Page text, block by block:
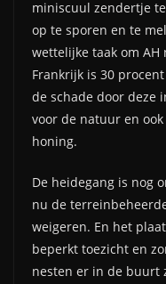
miniscuul zendertje
op te sporen en te
wettelijke taak om
Frankrijk is 30
de schade door deze
voor de natuur en
honing.
De heidegang is nog
nu de
weigeren. En het
beperkt toezicht en
nesten er in de buurt